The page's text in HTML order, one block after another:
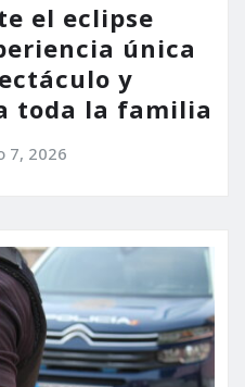
el eclipse
única
y
toda la familia
7, 2026